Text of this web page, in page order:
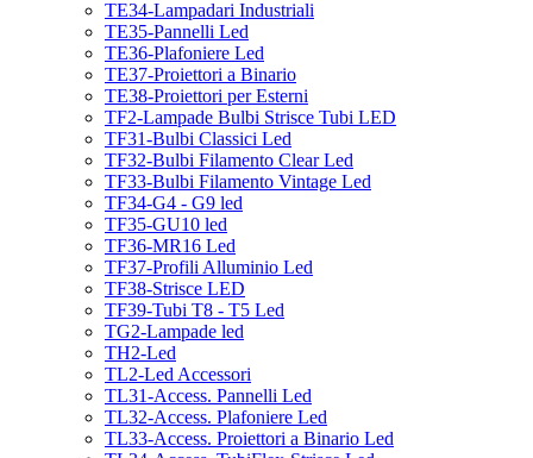
TE34-Lampadari Industriali
TE35-Pannelli Led
TE36-Plafoniere Led
TE37-Proiettori a Binario
TE38-Proiettori per Esterni
TF2-Lampade Bulbi Strisce Tubi LED
TF31-Bulbi Classici Led
TF32-Bulbi Filamento Clear Led
TF33-Bulbi Filamento Vintage Led
TF34-G4 - G9 led
TF35-GU10 led
TF36-MR16 Led
TF37-Profili Alluminio Led
TF38-Strisce LED
TF39-Tubi T8 - T5 Led
TG2-Lampade led
TH2-Led
TL2-Led Accessori
TL31-Access. Pannelli Led
TL32-Access. Plafoniere Led
TL33-Access. Proiettori a Binario Led